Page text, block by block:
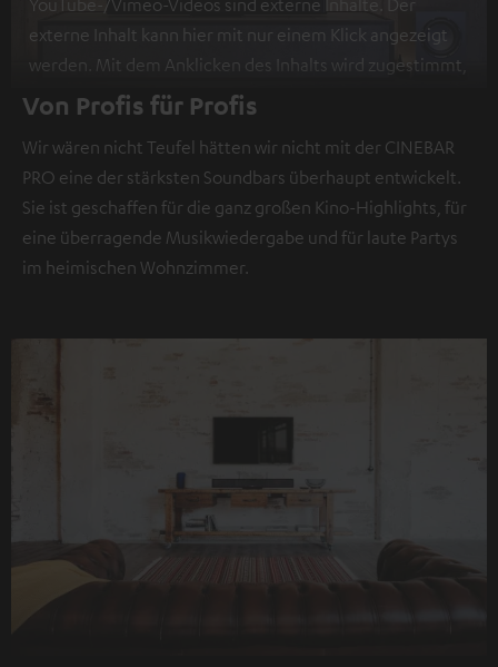
YouTube-/Vimeo-Videos sind externe Inhalte. Der
externe Inhalt kann hier mit nur einem Klick angezeigt
werden. Mit dem Anklicken des Inhalts wird zugestimmt,
dass externe Inhalte angezeigt werden. Dabei können
übermittelt werden.Weitere Informationen sind in der
Datenschutzerklärung unter I zu finden .
Von Profis für Profis
Wir wären nicht Teufel hätten wir nicht mit der CINEBAR
PRO eine der stärksten Soundbars überhaupt entwickelt.
Sie ist geschaffen für die ganz großen Kino-Highlights, für
eine überragende Musikwiedergabe und für laute Partys
im heimischen Wohnzimmer.